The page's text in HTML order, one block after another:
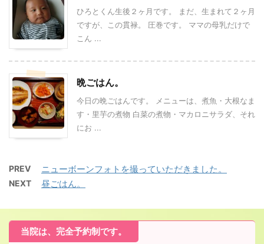
ひろとくん生後２ヶ月です。 まだ、生まれて２ヶ月
ですが、この貫禄。 圧巻です。 ママの母乳だけで
こん ...
晩ごはん。
今日の晩ごはんです。 メニューは、煮魚・大根なま
す・里芋の煮物 白菜の煮物・マカロニサラダ、それ
にお ...
PREV ニューボーンフォトを撮っていただきました。
NEXT 昼ごはん。
当院は、完全予約制です。